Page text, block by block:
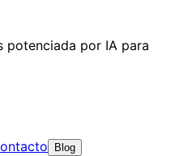
potenciada por IA para
Blog